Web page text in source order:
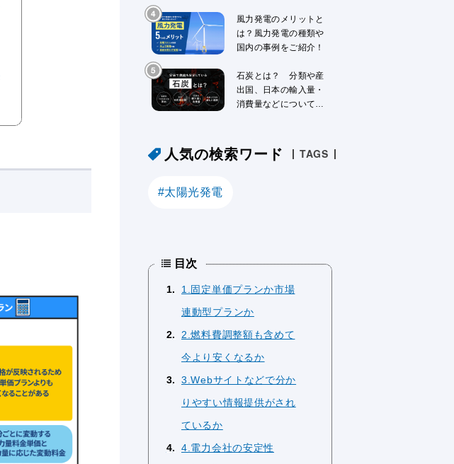
風力発電のメリットと
は？風力発電の種類や
国内の事例をご紹介！
石炭とは？ 分類や産
出国、日本の輸入量・
消費量などについて解
人気の検索ワード TAGS
太陽光発電
目次
1
1.固定単価プランか市場
連動型プランか
2
2.燃料費調整額も含めて
今より安くなるか
3
3.Webサイトなどで分か
りやすい情報提供がされ
ているか
4
4.電力会社の安定性